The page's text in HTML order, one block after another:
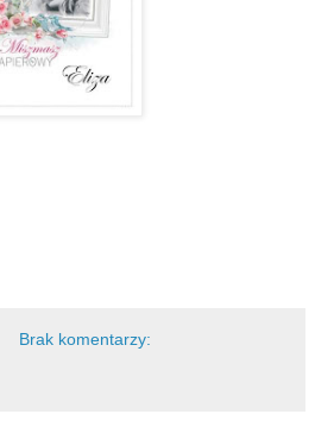
Brak komentarzy: